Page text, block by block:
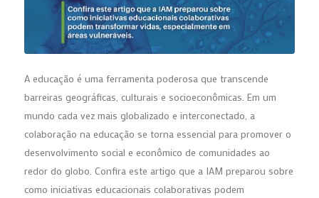
A educação é uma ferramenta poderosa que transcende
barreiras geográficas, culturais e socioeconômicas. Em um
mundo cada vez mais globalizado e interconectado, a
colaboração na educação se torna essencial para promover o
desenvolvimento social e econômico de comunidades ao
redor do globo. Confira este artigo que a IAM preparou sobre
como iniciativas educacionais colaborativas podem